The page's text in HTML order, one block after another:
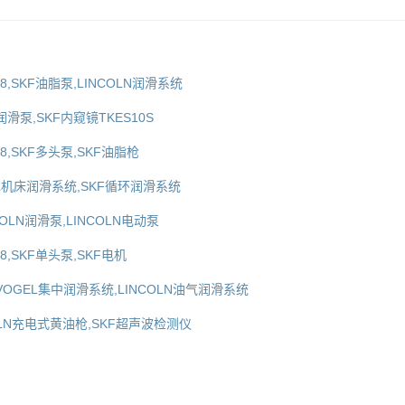
油脂泵,LINCOLN润滑系统
滑泵,SKF内窥镜TKES10S
多头泵,SKF油脂枪
床润滑系统,SKF循环润滑系统
润滑泵,LINCOLN电动泵
单头泵,SKF电机
集中润滑系统,LINCOLN油气润滑系统
充电式黄油枪,SKF超声波检测仪